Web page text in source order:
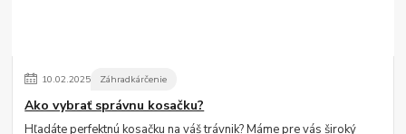
10.02.2025 Záhradkárčenie
Ako vybrať správnu kosačku?
Hľadáte perfektnú kosačku na váš trávnik? Máme pre vás široký